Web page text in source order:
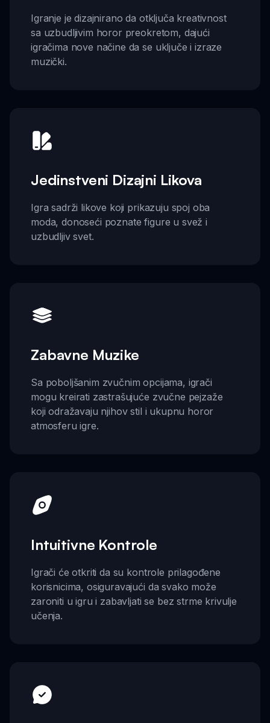
Igranje je dizajnirano da otključa kreativnost
sa uzbudljivim horor preokretom, dajući
igračima nove načine da se uključe i izraze
muzički.
Jedinstveni Dizajni Likova
Igra sadrži likove koji prikazuju spoj oba
moda, donoseći poznate figure u svež i
uzbudljiv svet.
Zabavne Muzike
Sa poboljšanim zvučnim opcijama, igrači
mogu kreirati zastrašujuće zvučne pejzaže
koji odražavaju njihov stil i ukupnu horor
atmosferu igre.
Intuitivne Kontrole
Igrači će otkriti da su kontrole prilagođene
korisnicima, osiguravajući da svako može
zaroniti u igru i zabavljati se bez strme krivulje
učenja.